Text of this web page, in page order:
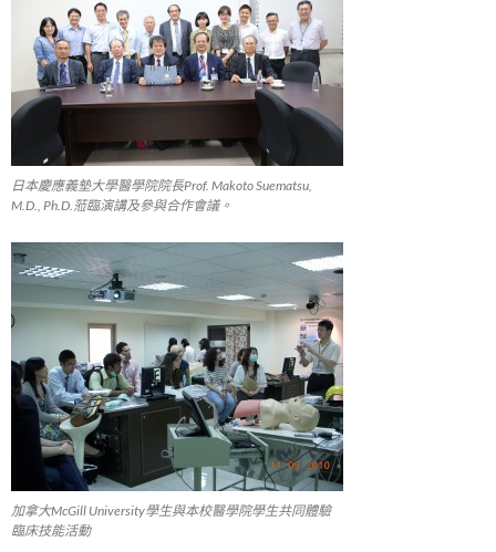
日本慶應義墊大學醫學院院長Prof. Makoto Suematsu,
M.D., Ph.D.蒞臨演講及參與合作會議。
加拿大McGill University學生與本校醫學院學生共同體驗
臨床技能活動